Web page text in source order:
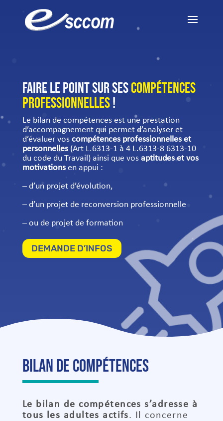
Faire le point sur sescompétences
professionnelles!
Le bilan de compétences est une prestation
d’accompagnement qui permet d’analyser et
d’évaluer vos compétences professionnelles et
personnelles (Art L.6313-1 à 4 L.6313-8 6313-10
du code du Travail) ainsi que vos aptitudes et vos
motivations en appui :
– d’un projet d’évolution,
– d’un projet de reconversion professionnelle
– ou de projet de formation
DEMANDE D’INFOS
bilan de compétences
Le bilan de compétences s’adresse à
tous les adultes actifs. Il concerne